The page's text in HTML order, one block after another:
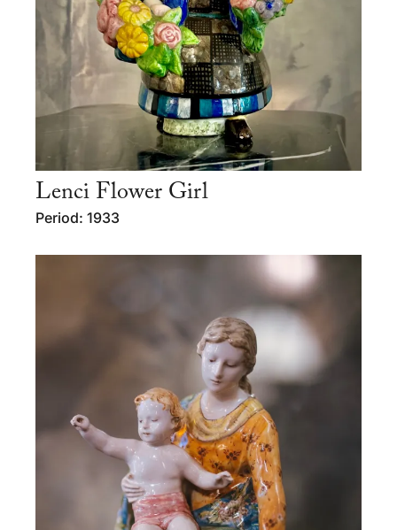
Lenci Flower Girl
Period: 1933